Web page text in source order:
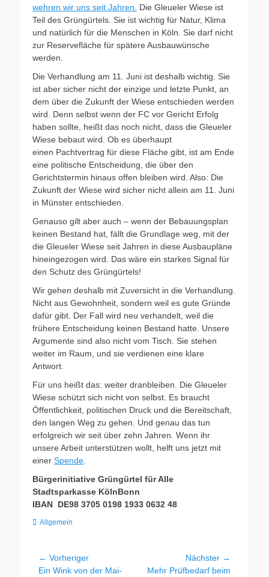
wehren wir uns seit Jahren.
Die Gleueler Wiese ist
Teil des Grüngürtels. Sie ist wichtig für Natur, Klima
und natürlich für die Menschen in Köln. Sie darf nicht
zur Reservefläche für spätere Ausbauwünsche
werden.
Die Verhandlung am 11. Juni ist deshalb wichtig. Sie
ist aber sicher nicht der einzige und letzte Punkt, an
dem über die Zukunft der Wiese entschieden werden
wird. Denn selbst wenn der FC vor Gericht Erfolg
haben sollte, heißt das noch nicht, dass die Gleueler
Wiese bebaut wird. Ob es überhaupt
einen Pachtvertrag für diese Fläche gibt, ist am Ende
eine politische Entscheidung, die über den
Gerichtstermin hinaus offen bleiben wird. Also: Die
Zukunft der Wiese wird sicher nicht allein am 11. Juni
in Münster entschieden.
Genauso gilt aber auch – wenn der Bebauungsplan
keinen Bestand hat, fällt die Grundlage weg, mit der
die Gleueler Wiese seit Jahren in diese Ausbaupläne
hineingezogen wird. Das wäre ein starkes Signal für
den Schutz des Grüngürtels!
Wir gehen deshalb mit Zuversicht in die Verhandlung.
Nicht aus Gewohnheit, sondern weil es gute Gründe
dafür gibt. Der Fall wird neu verhandelt, weil die
frühere Entscheidung keinen Bestand hatte. Unsere
Argumente sind also nicht vom Tisch. Sie stehen
weiter im Raum, und sie verdienen eine klare
Antwort.
Für uns heißt das: weiter dranbleiben. Die Gleueler
Wiese schützt sich nicht von selbst. Es braucht
Öffentlichkeit, politischen Druck und die Bereitschaft,
den langen Weg zu gehen. Und genau das tun
erfolgreich wir seit über zehn Jahren. Wenn ihr
unsere Arbeit unterstützen wollt, helft uns jetzt mit
einer Spende
Bürgerinitiative Grüngürtel für Alle
Stadtsparkasse KölnBonn
IBAN DE98 3705 0198 1933 0632 48
Kategorien
Allgemein
Beitragsnavigation
← Vorheriger
Vorheriger
Ein Wink von der Mai-
Nächster →
Nächster
Mehr Prüfbedarf beim